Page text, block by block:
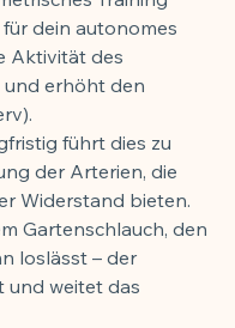
dein autonomes
Aktivität des
erhöht den
führt dies zu
der Arterien, die
Widerstand bieten.
Gartenschlauch, den
loslässt – der
und weitet das